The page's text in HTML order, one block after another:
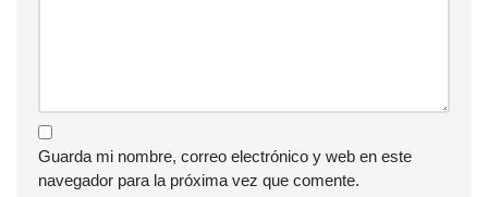
Guarda mi nombre, correo electrónico y web en este
navegador para la próxima vez que comente.